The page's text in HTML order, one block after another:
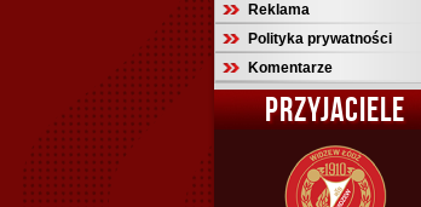
Reklama
Polityka prywatności
Komentarze
PRZYJACIELE